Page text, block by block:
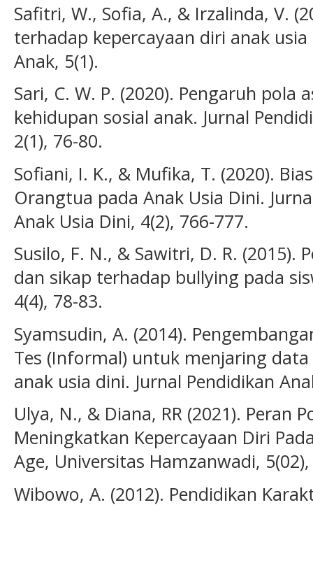
Safitri, W., Sofia, A., & Irzalinda, V.
terhadap kepercayaan diri anak
Anak, 5(1).
Sari, C. W. P. (2020). Pengaruh
kehidupan sosial anak. Jurnal
2(1), 76-80.
Sofiani, I. K., & Mufika, T. (2020).
Orangtua pada Anak Usia Dini.
Anak Usia Dini, 4(2), 766-777.
Susilo, F. N., & Sawitri, D. R.
dan sikap terhadap bullying pada
4(4), 78-83.
Syamsudin, A. (2014).
Tes (Informal) untuk menjaring
anak usia dini. Jurnal Pendidikan
Ulya, N., & Diana, RR (2021). Peran
Meningkatkan Kepercayaan Diri
Age, Universitas Hamzanwadi,
Wibowo, A. (2012). Pendidikan